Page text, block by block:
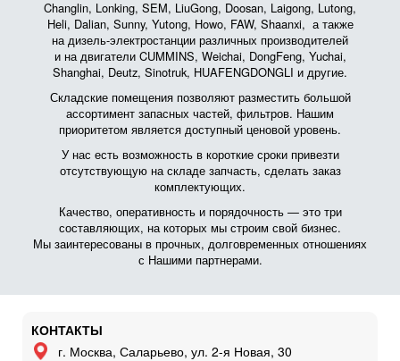
Changlin, Lonking, SEM, LiuGong, Doosan, Laigong, Lutong,
Heli, Dalian, Sunny, Yutong, Howo, FAW, Shaanxi, а также
на дизель-электростанции различных производителей
и на двигатели CUMMINS, Weichai, DongFeng, Yuchai,
Shanghai, Deutz, Sinotruk, HUAFENGDONGLI и другие.
Складские помещения позволяют разместить большой
ассортимент запасных частей, фильтров. Нашим
приоритетом является доступный ценовой уровень.
У нас есть возможность в короткие сроки привезти
отсутствующую на складе запчасть, сделать заказ
комплектующих.
Качество, оперативность и порядочность — это три
составляющих, на которых мы строим свой бизнес.
Мы заинтересованы в прочных, долговременных отношениях
с Нашими партнерами.
КОНТАКТЫ
г. Москва, Саларьево, ул. 2-я Новая, 30